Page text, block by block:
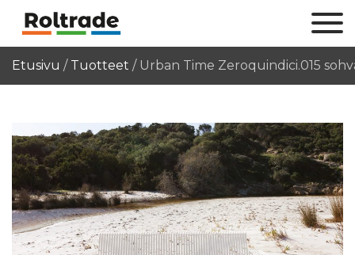
Etusivu / Tuotteet / Urban Time Zeroquindici.015